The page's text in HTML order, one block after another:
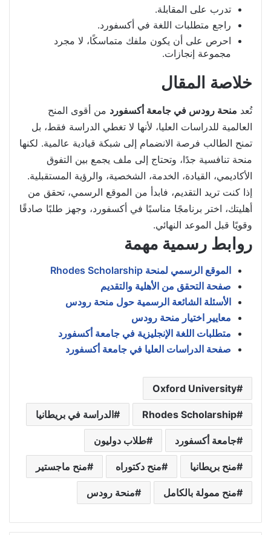
تدرب على المقابلة.
راجع متطلبات اللغة في أكسفورد.
احرص على أن يكون ملفك متماسكًا، لا مجرد
مجموعة إنجازات.
خلاصة المقال
تُعد منحة رودس في جامعة أكسفورد من أقوى المنح
العالمية للدراسات العليا، لأنها لا تغطي الدراسة فقط، بل
تمنح الطالب فرصة الانضمام إلى شبكة قيادية عالمية. لكنها
منحة تنافسية جدًا، وتحتاج إلى ملف يجمع بين التفوق
الأكاديمي، القيادة، الخدمة، الشخصية، والرؤية المستقبلية.
إذا كنت تريد التقديم، فابدأ من الموقع الرسمي، تحقق من
أهليتك، اختر برنامجًا مناسبًا في أكسفورد، وجهز طلبًا صادقًا
وقويًا قبل الموعد النهائي.
روابط رسمية مهمة
الموقع الرسمي لمنحة Rhodes Scholarship
صفحة التحقق من الأهلية والتقديم
الأسئلة الشائعة الرسمية حول منحة رودس
معايير اختيار منحة رودس
متطلبات اللغة الإنجليزية في جامعة أكسفورد
صفحة الدراسات العليا في جامعة أكسفورد
Oxford University
Rhodes Scholarship الدراسة في بريطانيا
جامعة أكسفورد طلاب دوليون
منح بريطانيا منح دكتوراه منح ماجستير
منح ممولة بالكامل منحة رودس